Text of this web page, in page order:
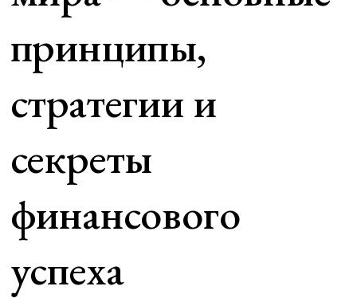
принципы,
стратегии и
секреты
финансового
успеха